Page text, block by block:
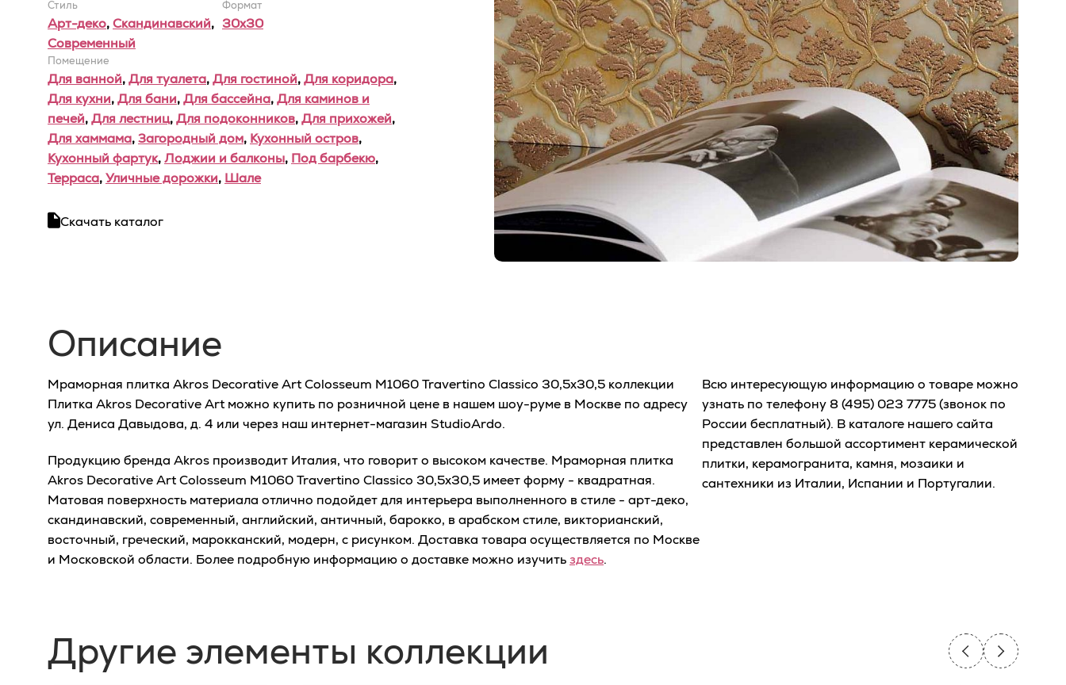
Стиль
Арт-деко,Скандинавский,
Современный
Формат
30x30
Помещение
Для ванной,Для туалета,Для гостиной,Для коридора,
Для кухни,Для бани,Для бассейна,Для каминов и
печей,Для лестниц,Для подоконников,Для прихожей,
Для хаммама,Загородный дом, Кухонный остров,
Кухонный фартук,Лоджии и балконы, Под барбекю,
Терраса,Уличные дорожки, Шале
Скачать каталог
Описание
Мраморная плитка Akros Decorative Art Colosseum M1060 Travertino Classico 30,5x30,5 коллекции
Плитка Akros Decorative Art можно купить по розничной цене в нашем шоу-руме в Москве по адресу
ул. Дениса Давыдова, д. 4 или через наш интернет-магазин StudioArdo.
Продукцию бренда Akros производит Италия, что говорит о высоком качестве. Мраморная плитка
Akros Decorative Art Colosseum M1060 Travertino Classico 30,5x30,5 имеет форму - квадратная.
Матовая поверхность материала отлично подойдет для интерьера выполненного в стиле - арт-деко,
скандинавский, современный, английский, античный, барокко, в арабском стиле, викторианский,
восточный, греческий, марокканский, модерн, с рисунком. Доставка товара осуществляется по Москве
и Московской области. Более подробную информацию о доставке можно изучитьздесь.
Всю интересующую информацию о товаре можно
узнать по телефону 8 (495) 023 7775(звонок по
России бесплатный). В каталоге нашего сайта
представлен большой ассортимент керамической
плитки, керамогранита, камня, мозаики и
сантехники из Италии, Испании и Португалии.
Другие элементы коллекции